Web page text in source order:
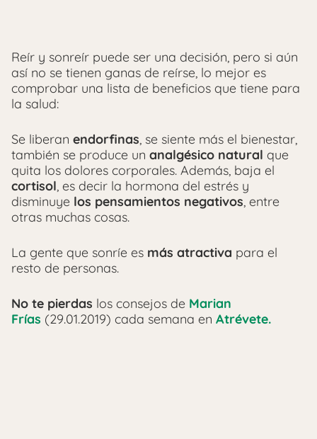
Reír y sonreír puede ser una decisión, pero si aún
así no se tienen ganas de reírse, lo mejor es
comprobar una lista de beneficios que tiene para
la salud:
Se liberan endorfinas, se siente más el bienestar,
también se produce un analgésico natural que
quita los dolores corporales. Además, baja el
cortisol, es decir la hormona del estrés y
disminuye los pensamientos negativos, entre
otras muchas cosas.
La gente que sonríe es más atractiva para el
resto de personas.
No te pierdas los consejos de Marian
Frías (29.01.2019) cada semana en Atrévete.